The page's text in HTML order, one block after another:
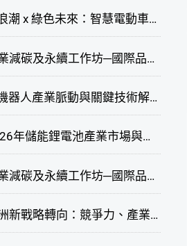
AI浪潮 x 綠色未來：智慧電動車新商機研討會
企業減碳及永續工作坊─國際品牌綠色供應鏈永續管理與實務演練(臺中場)
AI機器人產業脈動與關鍵技術解析研討會
2026年儲能鋰電池產業市場與技術發展線上研討會
企業減碳及永續工作坊─國際品牌綠色供應鏈永續管理與實務演練(高雄場)
歐洲新戰略轉向：競爭力、產業自主與供應鏈重塑線上研討會